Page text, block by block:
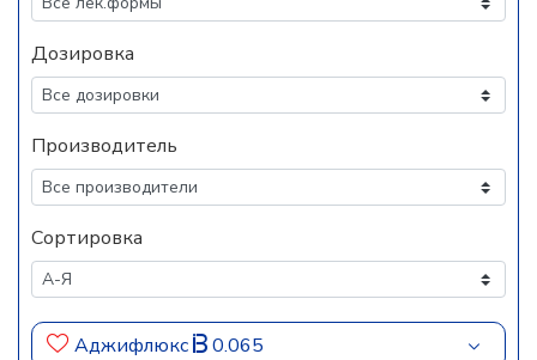
Дозировка
Производитель
Сортировка
Аджифлюкс 0.065